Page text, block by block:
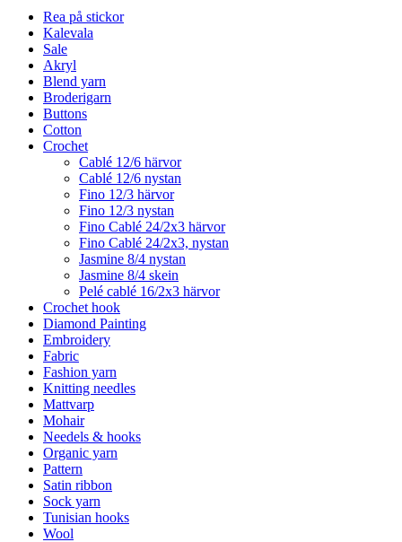
Rea på stickor
Kalevala
Sale
Akryl
Blend yarn
Broderigarn
Buttons
Cotton
Crochet
Cablé 12/6 härvor
Cablé 12/6 nystan
Fino 12/3 härvor
Fino 12/3 nystan
Fino Cablé 24/2x3 härvor
Fino Cablé 24/2x3, nystan
Jasmine 8/4 nystan
Jasmine 8/4 skein
Pelé cablé 16/2x3 härvor
Crochet hook
Diamond Painting
Embroidery
Fabric
Fashion yarn
Knitting needles
Mattvarp
Mohair
Needels & hooks
Organic yarn
Pattern
Satin ribbon
Sock yarn
Tunisian hooks
Wool